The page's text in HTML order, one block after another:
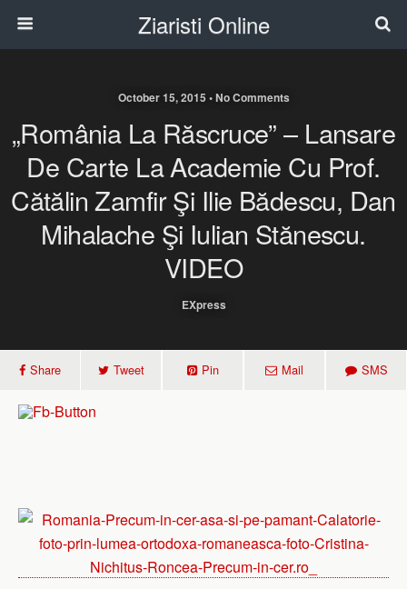
Ziaristi Online
October 15, 2015 • No Comments
„România La Răscruce” – Lansare
De Carte La Academie Cu Prof.
Cătălin Zamfir Şi Ilie Bădescu, Dan
Mihalache Şi Iulian Stănescu.
VIDEO
EXpress
Share Tweet Pin Mail SMS